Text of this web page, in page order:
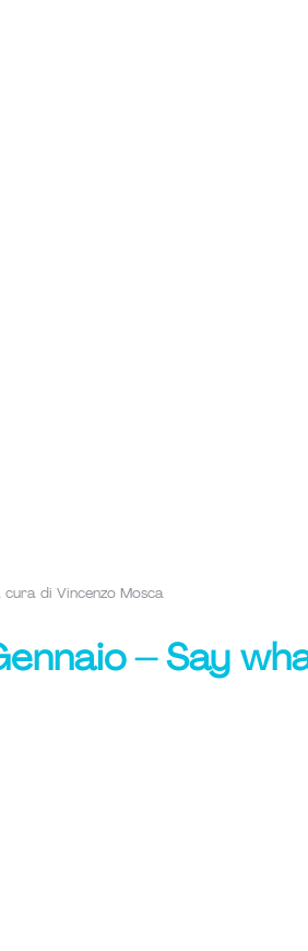
cura di Vincenzo Mosca
– Say